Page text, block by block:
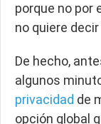
porque no por
no quiere
De hecho,
algunos
privacidad de
opción global